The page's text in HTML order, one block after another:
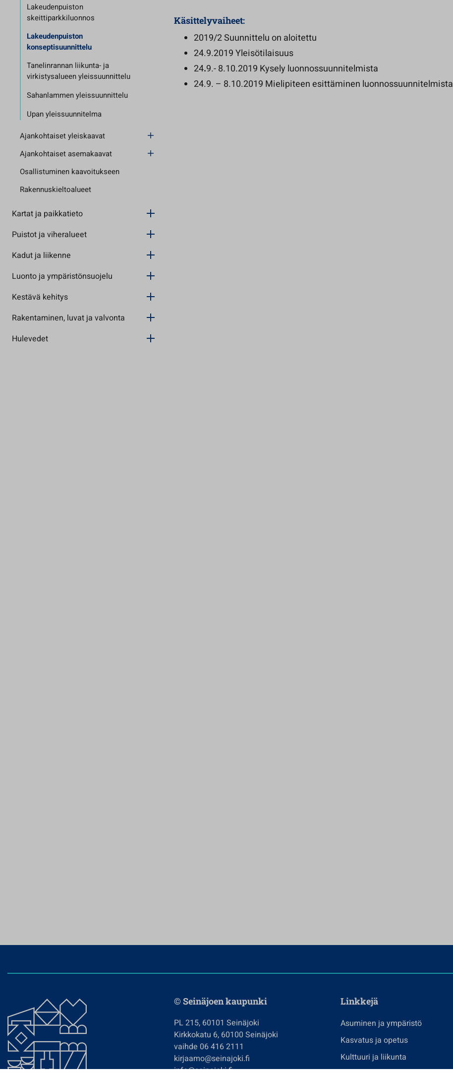
Lakeudenpuiston
skeittiparkkiluonnos
Lakeudenpuiston
konseptisuunnittelu
Tanelinrannan liikunta- ja
virkistysalueen yleissuunnittelu
Sahanlammen yleissuunnittelu
Upan yleissuunnitelma
Ajankohtaiset yleiskaavat
Ajankohtaiset asemakaavat
Osallistuminen kaavoitukseen
Rakennuskieltoalueet
Kartat ja paikkatieto
Puistot ja viheralueet
Kadut ja liikenne
Luonto ja ympäristönsuojelu
Kestävä kehitys
Rakentaminen, luvat ja valvonta
Hulevedet
Käsittelyvaiheet:
2019/2 Suunnittelu on aloitettu
24.9.2019 Yleisötilaisuus
24.9.- 8.10.2019 Kysely luonnossuunnitelmista
24.9. – 8.10.2019 Mielipiteen esittäminen luonnossuunnitelmista
© Seinäjoen kaupunki
PL 215, 60101 Seinäjoki
Kirkkokatu 6, 60100 Seinäjoki
vaihde 06 416 2111
kirjaamo@seinajoki.fi
info@seinajoki.fi
Linkkejä
Asuminen ja ympäristö
Kasvatus ja opetus
Kulttuuri ja liikunta